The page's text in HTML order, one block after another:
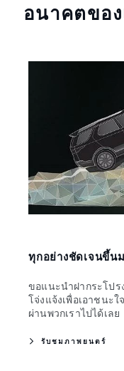
อนาคตของ
ทุกอย่างชัดเจนขึ้น
ขอแนะนำฝากระโปร
โจ่งแจ้งเพื่อเอาชนะ
ผ่านพวกเราไปได้เลย
รับชมภาพยนตร์